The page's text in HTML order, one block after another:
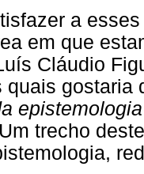
a
em que
Cláudio
quais
Um trecho